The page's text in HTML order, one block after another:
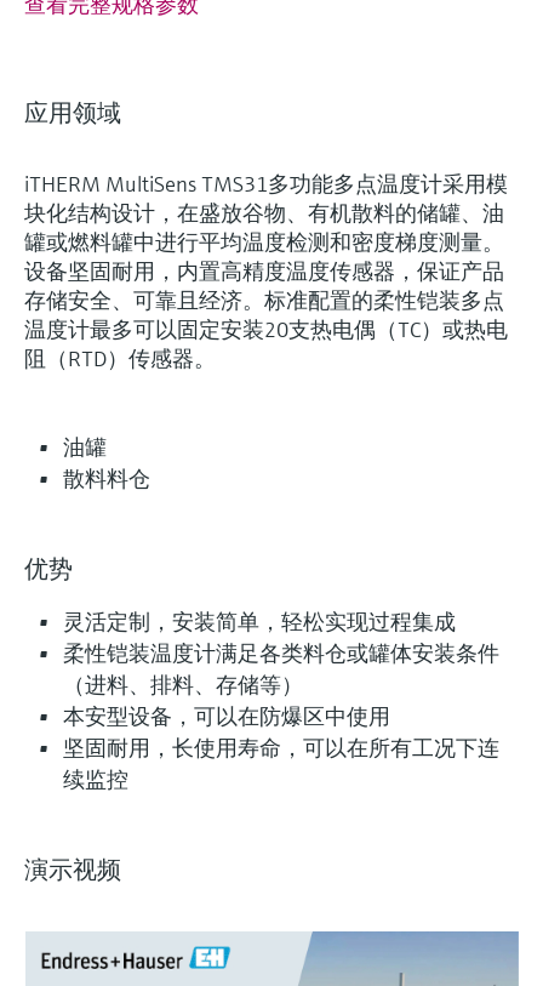
应用领域
iTHERM MultiSens TMS31多功能多点温度计采用模
块化结构设计，在盛放谷物、有机散料的储罐、油
罐或燃料罐中进行平均温度检测和密度梯度测量。
设备坚固耐用，内置高精度温度传感器，保证产品
存储安全、可靠且经济。标准配置的柔性铠装多点
温度计最多可以固定安装20支热电偶（TC）或热电
阻（RTD）传感器。
油罐
散料料仓
优势
灵活定制，安装简单，轻松实现过程集成
柔性铠装温度计满足各类料仓或罐体安装条件
（进料、排料、存储等）
本安型设备，可以在防爆区中使用
坚固耐用，长使用寿命，可以在所有工况下连
续监控
演示视频